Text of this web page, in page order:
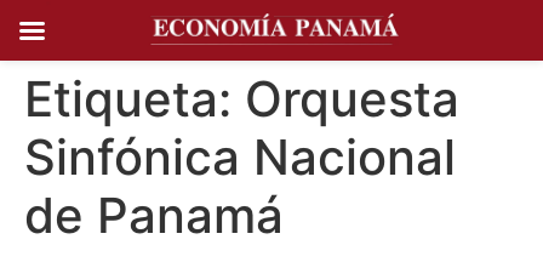
Ir al
contenido
Etiqueta: Orquesta
Sinfónica Nacional
de Panamá